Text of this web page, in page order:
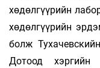
хөдөлгүүрийн
хөдөлгүүрийн
болж
Дотоод